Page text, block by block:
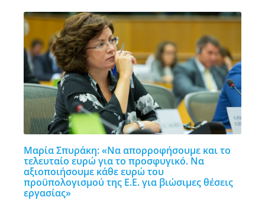
Μαρία Σπυράκη: «Να απορροφήσουμε και το
τελευταίο ευρώ για το προσφυγικό. Να
αξιοποιήσουμε κάθε ευρώ του
προϋπολογισμού της Ε.Ε. για βιώσιμες θέσεις
εργασίας»